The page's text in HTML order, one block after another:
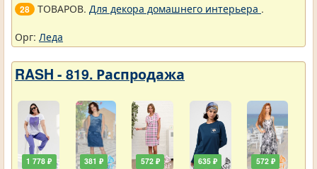
28 ТОВАРОВ. Для декора домашнего интерьера .
Орг: Леда
RASH - 819. Распродажа
1 778 ₽ 381 ₽ 572 ₽ 635 ₽ 572 ₽